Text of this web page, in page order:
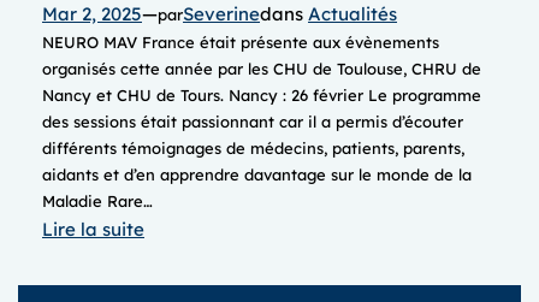
Mar 2, 2025—parSeverinedans Actualités
NEURO MAV France était présente aux évènements
organisés cette année par les CHU de Toulouse, CHRU de
Nancy et CHU de Tours. Nancy : 26 février Le programme
des sessions était passionnant car il a permis d’écouter
différents témoignages de médecins, patients, parents,
aidants et d’en apprendre davantage sur le monde de la
Maladie Rare…
Lire la suite:
DES